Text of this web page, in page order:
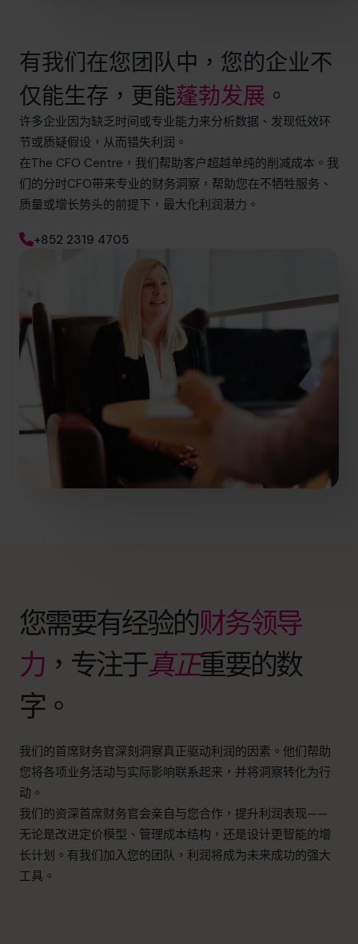
有我们在您团队中，您的企业不
仅能生存，更能蓬勃发展 。
许多企业因为缺乏时间或专业能力来分析数据、发现低效环
节或质疑假设，从而错失利润。
在The CFO Centre，我们帮助客户超越单纯的削减成本。我
们的分时CFO带来专业的财务洞察，帮助您在不牺牲服务、
质量或增长势头的前提下，最大化利润潜力。
+852 2319 4705
您需要有经验的财务领导
力 ，专注于真正重要的数
字。
我们的首席财务官深刻洞察真正驱动利润的因素。他们帮助
您将各项业务活动与实际影响联系起来，并将洞察转化为行
动。
我们的资深首席财务官会亲自与您合作，提升利润表现——
无论是改进定价模型、管理成本结构，还是设计更智能的增
长计划。有我们加入您的团队，利润将成为未来成功的强大
工具。